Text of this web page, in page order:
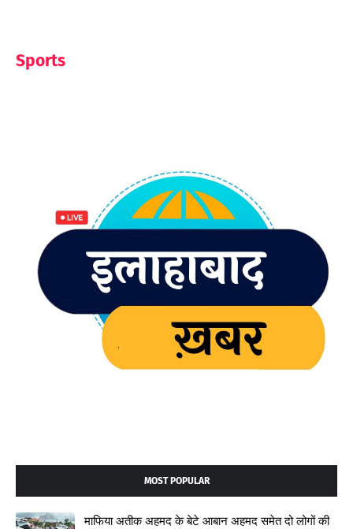
Sports
MOST POPULAR
माफिया अतीक अहमद के बेटे आबान अहमद समेत दो लोगों की